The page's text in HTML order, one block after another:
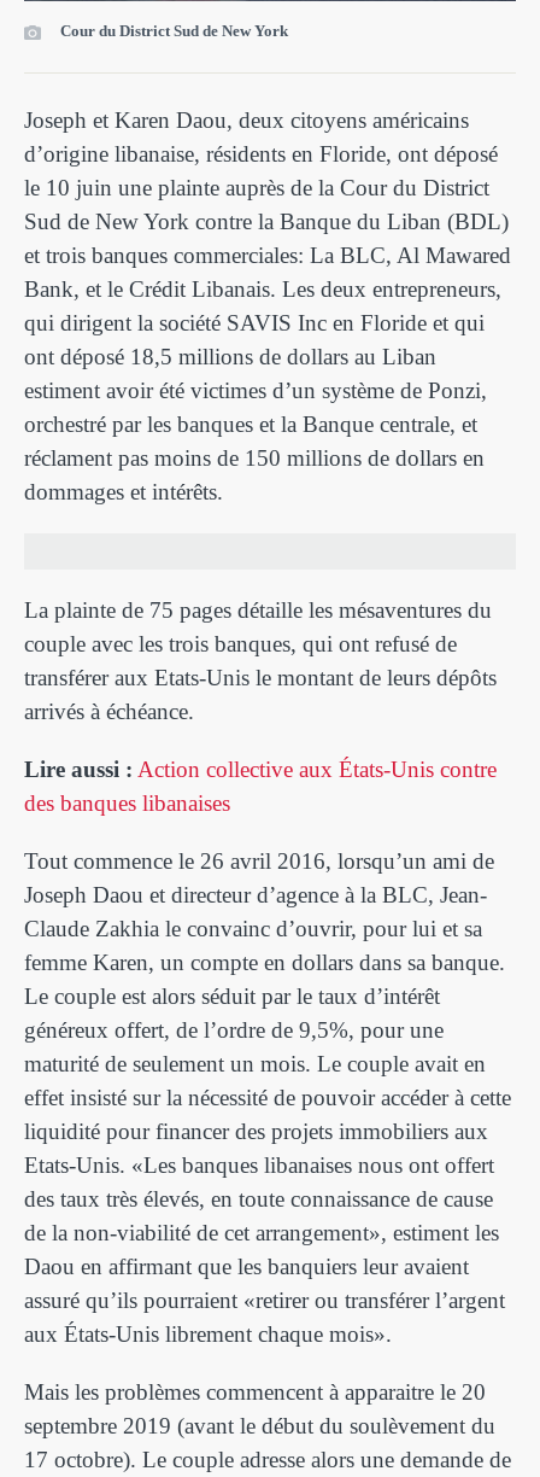
Cour du District Sud de New York
Joseph et Karen Daou, deux citoyens américains
d’origine libanaise, résidents en Floride, ont déposé
le 10 juin une plainte auprès de la Cour du District
Sud de New York contre la Banque du Liban (BDL)
et trois banques commerciales: La BLC, Al Mawared
Bank, et le Crédit Libanais. Les deux entrepreneurs,
qui dirigent la société SAVIS Inc en Floride et qui
ont déposé 18,5 millions de dollars au Liban
estiment avoir été victimes d’un système de Ponzi,
orchestré par les banques et la Banque centrale, et
réclament pas moins de 150 millions de dollars en
dommages et intérêts.
La plainte de 75 pages détaille les mésaventures du
couple avec les trois banques, qui ont refusé de
transférer aux Etats-Unis le montant de leurs dépôts
arrivés à échéance.
Lire aussi : Action collective aux États-Unis contre
des banques libanaises
Tout commence le 26 avril 2016, lorsqu’un ami de
Joseph Daou et directeur d’agence à la BLC, Jean-
Claude Zakhia le convainc d’ouvrir, pour lui et sa
femme Karen, un compte en dollars dans sa banque.
Le couple est alors séduit par le taux d’intérêt
généreux offert, de l’ordre de 9,5%, pour une
maturité de seulement un mois. Le couple avait en
effet insisté sur la nécessité de pouvoir accéder à cette
liquidité pour financer des projets immobiliers aux
Etats-Unis. «Les banques libanaises nous ont offert
des taux très élevés, en toute connaissance de cause
de la non-viabilité de cet arrangement», estiment les
Daou en affirmant que les banquiers leur avaient
assuré qu’ils pourraient «retirer ou transférer l’argent
aux États-Unis librement chaque mois».
Mais les problèmes commencent à apparaitre le 20
septembre 2019 (avant le début du soulèvement du
17 octobre). Le couple adresse alors une demande de